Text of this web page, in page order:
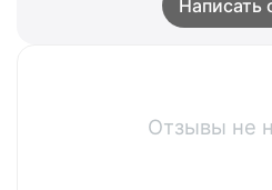
Написать
Отзывы не